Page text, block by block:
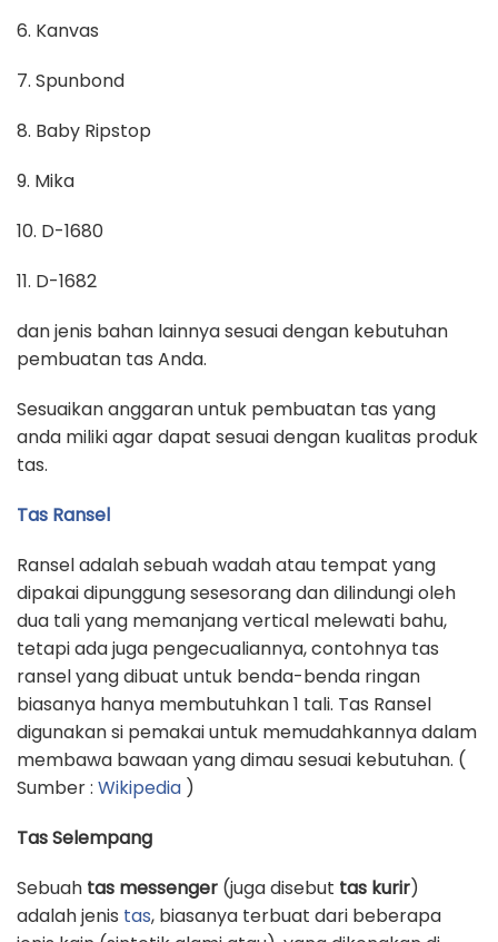
6. Kanvas
7. Spunbond
8. Baby Ripstop
9. Mika
10. D-1680
11. D-1682
dan jenis bahan lainnya sesuai dengan kebutuhan
pembuatan tas Anda.
Sesuaikan anggaran untuk pembuatan tas yang
anda miliki agar dapat sesuai dengan kualitas produk
tas.
Tas Ransel
Ransel adalah sebuah wadah atau tempat yang
dipakai dipunggung sesesorang dan dilindungi oleh
dua tali yang memanjang vertical melewati bahu,
tetapi ada juga pengecualiannya, contohnya tas
ransel yang dibuat untuk benda-benda ringan
biasanya hanya membutuhkan 1 tali. Tas Ransel
digunakan si pemakai untuk memudahkannya dalam
membawa bawaan yang dimau sesuai kebutuhan. (
Sumber : Wikipedia )
Tas Selempang
Sebuah tas messenger (juga disebut tas kurir)
adalah jenis tas, biasanya terbuat dari beberapa